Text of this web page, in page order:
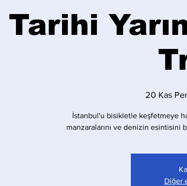
Tarihi
20 Kas Per
İstanbul'u bisikletle keşfetmeye
manzaralarını ve denizin esintisini
Diğer